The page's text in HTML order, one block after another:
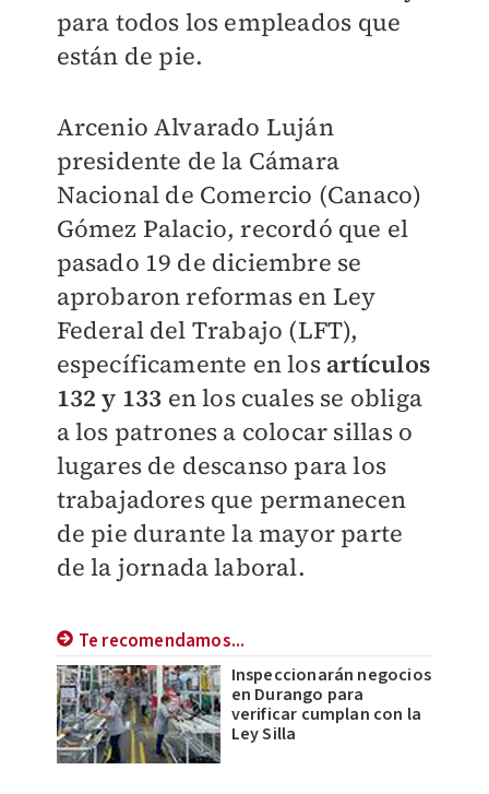
para todos los empleados que
están de pie.
Arcenio Alvarado Luján
presidente de la Cámara
Nacional de Comercio (Canaco)
Gómez Palacio, recordó que el
pasado 19 de diciembre se
aprobaron reformas en Ley
Federal del Trabajo (LFT),
específicamente en losartículos
132 y 133 en los cuales se obliga
a los patrones a colocar sillas o
lugares de descanso para los
trabajadores que permanecen
de pie durante la mayor parte
de la jornada laboral.
Te recomendamos...
Inspeccionarán negocios
en Durango para
verificar cumplan con la
Ley Silla